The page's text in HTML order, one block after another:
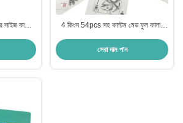
কাস্টম
4 কিংস 54pcs সহ কাস্টম মেড ফুল কালার
সেরা দাম পান